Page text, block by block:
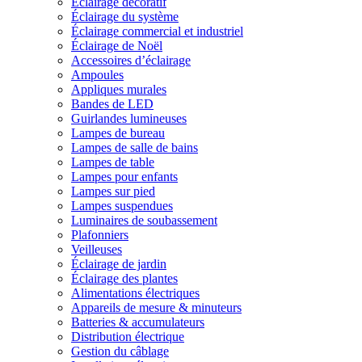
Éclairage du système
Éclairage commercial et industriel
Éclairage de Noël
Accessoires d’éclairage
Ampoules
Appliques murales
Bandes de LED
Guirlandes lumineuses
Lampes de bureau
Lampes de salle de bains
Lampes de table
Lampes pour enfants
Lampes sur pied
Lampes suspendues
Luminaires de soubassement
Plafonniers
Veilleuses
Éclairage de jardin
Éclairage des plantes
Alimentations électriques
Appareils de mesure & minuteurs
Batteries & accumulateurs
Distribution électrique
Gestion du câblage